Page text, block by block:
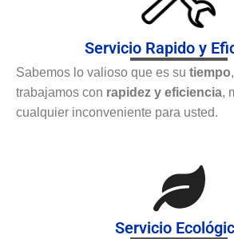
Servicio Rapido y
Sabemos lo valioso que es su tiempo
trabajamos con rapidez y eficiencia,
cualquier inconveniente para usted.
Servicio